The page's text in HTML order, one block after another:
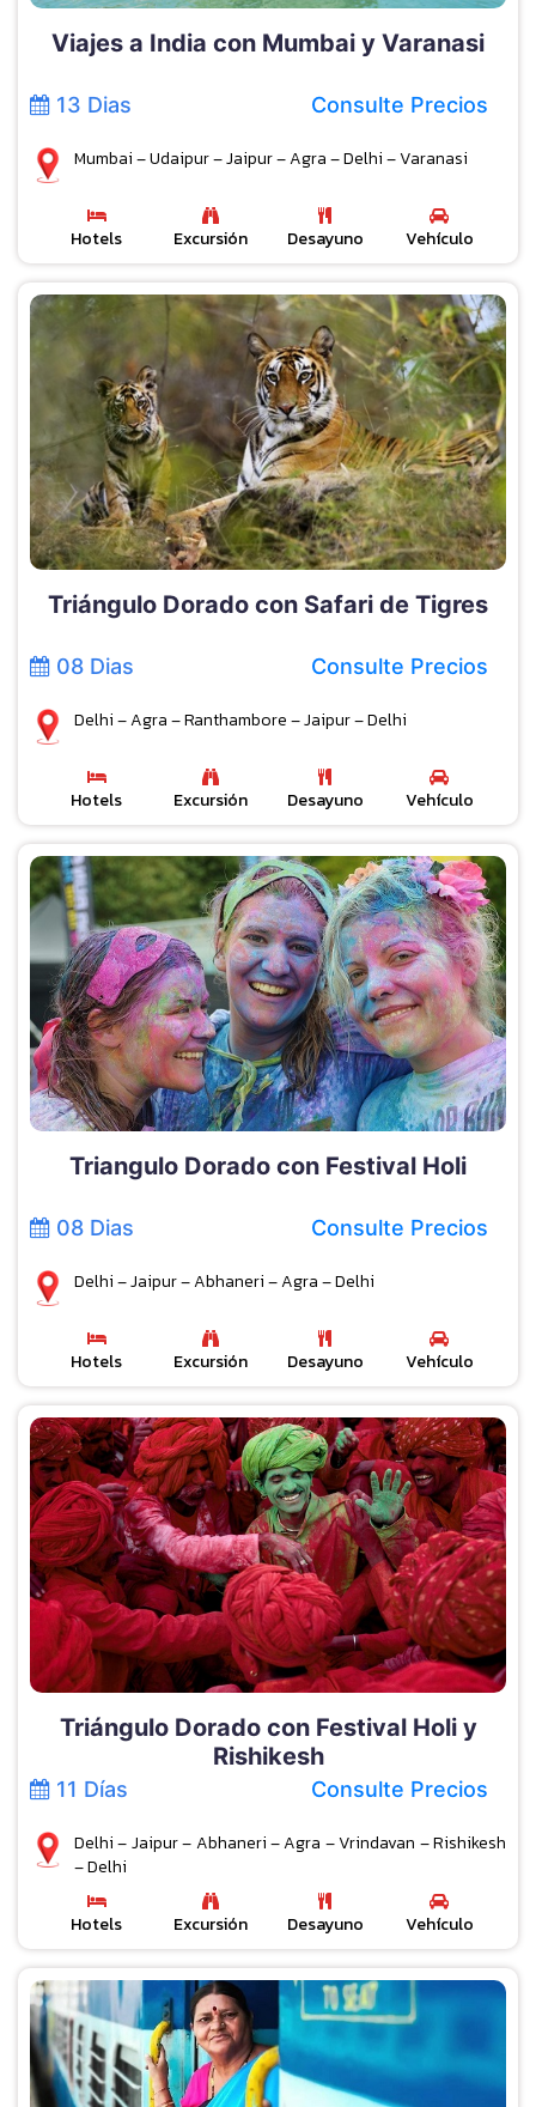
Viajes a India con Mumbai y Varanasi
13 Dias Consulte Precios
Mumbai – Udaipur – Jaipur – Agra – Delhi – Varanasi
Hotels Excursión Desayuno Vehículo
Triángulo Dorado con Safari de Tigres
08 Dias Consulte Precios
Delhi – Agra – Ranthambore – Jaipur – Delhi
Hotels Excursión Desayuno Vehículo
Triangulo Dorado con Festival Holi
08 Dias Consulte Precios
Delhi – Jaipur – Abhaneri – Agra – Delhi
Hotels Excursión Desayuno Vehículo
Triángulo Dorado con Festival Holi y
Rishikesh
11 Días Consulte Precios
Delhi – Jaipur – Abhaneri – Agra – Vrindavan – Rishikesh
– Delhi
Hotels Excursión Desayuno Vehículo